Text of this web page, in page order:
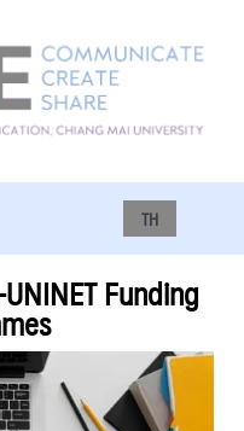
TH
Funding